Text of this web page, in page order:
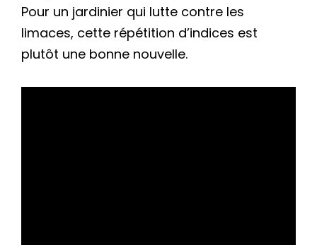
Pour un jardinier qui lutte contre les
limaces, cette répétition d’indices est
plutôt une bonne nouvelle.